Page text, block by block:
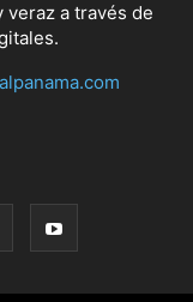
a través de